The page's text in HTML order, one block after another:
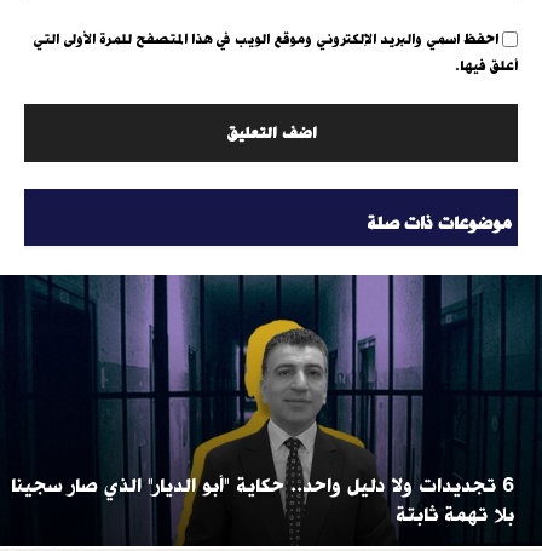
احفظ اسمي والبريد الإلكتروني وموقع الويب في هذا المتصفح للمرة الأولى التي
أعلق فيها.
موضوعات ذات صلة
6 تجديدات ولا دليل واحد.. حكاية "أبو الديار" الذي صار سجينا
بلا تهمة ثابتة